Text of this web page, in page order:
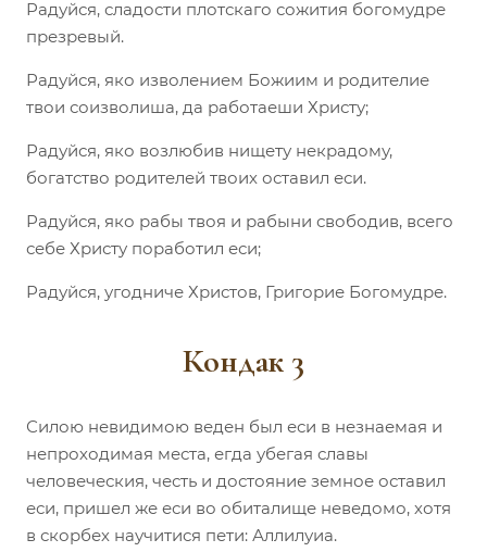
Радуйся, сладости плотскаго сожития богомудре
презревый.
Радуйся, яко изволением Божиим и родителие
твои соизволиша, да работаеши Христу;
Радуйся, яко возлюбив нищету некрадому,
богатство родителей твоих оставил еси.
Радуйся, яко рабы твоя и рабыни свободив, всего
себе Христу поработил еси;
Радуйся, угодниче Христов, Григорие Богомудре.
Кондак 3
Силою невидимою веден был еси в незнаемая и
непроходимая места, егда убегая славы
человеческия, честь и достояние земное оставил
еси, пришел же еси во обиталище неведомо, хотя
в скорбех научитися пети: Аллилуиа.